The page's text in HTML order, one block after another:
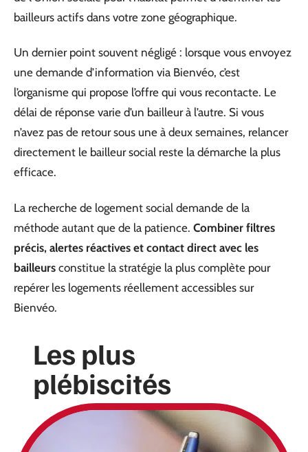
bailleurs actifs dans votre zone géographique.
Un dernier point souvent négligé : lorsque vous envoyez
une demande d’information via Bienvéo, c’est
l’organisme qui propose l’offre qui vous recontacte. Le
délai de réponse varie d’un bailleur à l’autre. Si vous
n’avez pas de retour sous une à deux semaines, relancer
directement le bailleur social reste la démarche la plus
efficace.
La recherche de logement social demande de la
méthode autant que de la patience. Combiner filtres
précis, alertes réactives et contact direct avec les
bailleurs constitue la stratégie la plus complète pour
repérer les logements réellement accessibles sur
Bienvéo.
Les plus
plébiscités